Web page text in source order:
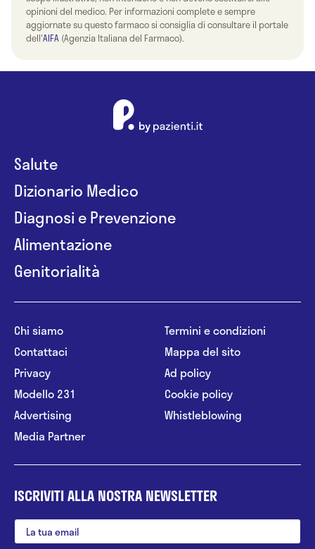
opinioni del medico. Per informazioni complete e sempre
aggiornate su questo farmaco si consiglia di consultare il portale
dell'AIFA (Agenzia Italiana del Farmaco).
Salute
Dizionario Medico
Diagnosi e Prevenzione
Alimentazione
Genitorialità
Chi siamo
Contattaci
Privacy
Modello 231
Advertising
Media Partner
Termini e condizioni
Mappa del sito
Ad policy
Cookie policy
Whistleblowing
ISCRIVITI ALLA NOSTRA NEWSLETTER